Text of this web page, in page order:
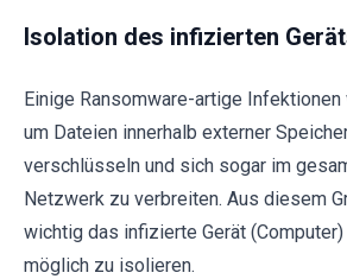
Isolation des infizierten
Einige Ransomware-artige
um Dateien innerhalb externer
verschlüsseln und sich sogar im
Netzwerk zu verbreiten. Aus diesem
wichtig das infizierte Gerät
möglich zu isolieren.